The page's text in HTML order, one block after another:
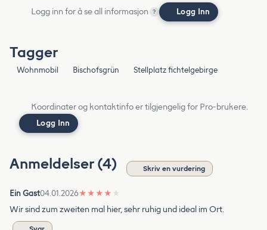
Logg inn for å se all informasjon ? Logg Inn
Tagger
Wohnmobil Bischofsgrün Stellplatz fichtelgebirge
Koordinater og kontaktinfo er tilgjengelig for Pro-brukere.
Logg Inn
Anmeldelser (4) Skriv en vurdering
Ein Gast04.01.2026★ ★ ★ ★ ★
Wir sind zum zweiten mal hier, sehr ruhig und ideal im Ort.